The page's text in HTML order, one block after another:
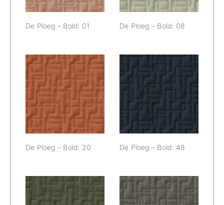
De Ploeg – Bold: 01 De Ploeg – Bold: 08
De Ploeg – Bold:
20
De Ploeg – Bold: 20
De Ploeg – Bold:
48
De Ploeg – Bold: 48